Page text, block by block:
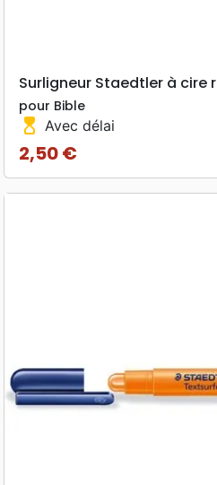
Surligneur Staedtler à cire
pour Bible
hourglass_top Avec délai
Prix
2,50 €